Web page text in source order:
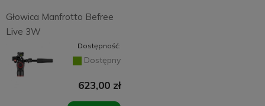
Głowica Manfrotto Befree
Live 3W
Dostępność:
Dostępny
623,00 zł